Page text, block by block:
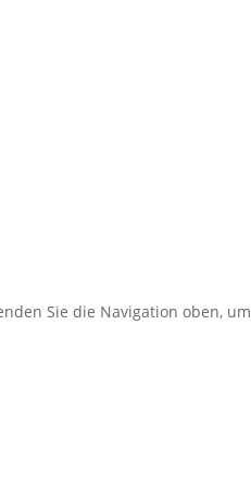
Sie die Navigation oben, um